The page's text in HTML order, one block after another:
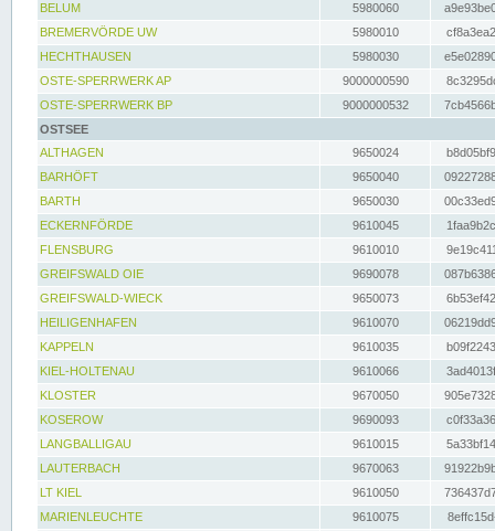
BELUM
5980060
BREMERVÖRDE UW
5980010
HECHTHAUSEN
5980030
OSTE-SPERRWERK AP
9000000590
OSTE-SPERRWERK BP
9000000532
OSTSEE
ALTHAGEN
9650024
BARHÖFT
9650040
BARTH
9650030
ECKERNFÖRDE
9610045
FLENSBURG
9610010
GREIFSWALD OIE
9690078
GREIFSWALD-WIECK
9650073
HEILIGENHAFEN
9610070
KAPPELN
9610035
KIEL-HOLTENAU
9610066
KLOSTER
9670050
KOSEROW
9690093
LANGBALLIGAU
9610015
LAUTERBACH
9670063
LT KIEL
9610050
MARIENLEUCHTE
9610075